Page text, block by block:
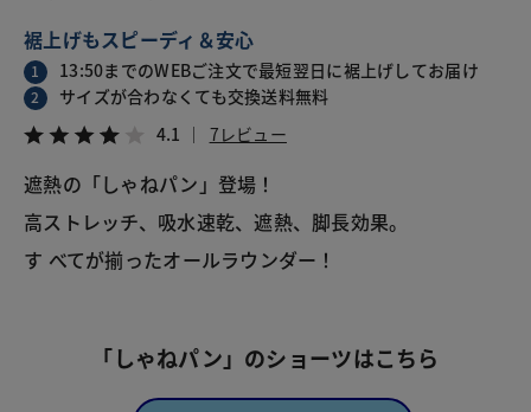
裾上げもスピーディ＆安心
1 13:50までのWEBご注文で最短翌日に裾上げしてお届け
2
サイズが合わなくても交換送料無料
4.1
7レビュー
遮熱の「しゃねパン」登場！
高ストレッチ、吸水速乾、遮熱、脚長効果。
す べてが揃ったオールラウンダー！
「しゃねパン」のショーツはこちら
LINE